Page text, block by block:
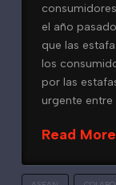
el año
que las
los
por las
urgente
Read More